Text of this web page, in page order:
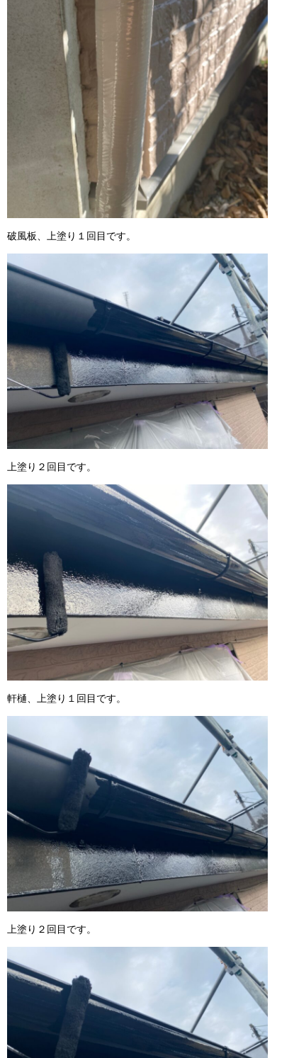
破風板、上塗り１回目です。
上塗り２回目です。
軒樋、上塗り１回目です。
上塗り２回目です。